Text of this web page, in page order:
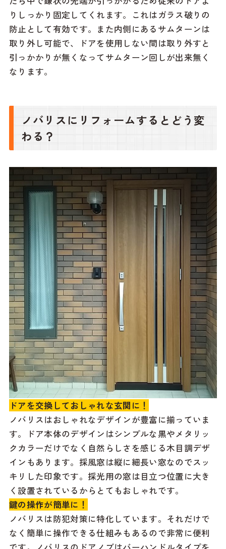
りしっかり固定してくれます。これはガラス破りの
防止として有効です。また内側にあるサムターンは
取り外し可能で、ドアを使用しない間は取り外すと
引っかかりが無くなってサムターン回しが出来無く
なります。
ノバリスにリフォームするとどう変
わる？
ドアを交換しておしゃれな玄関に！
ノバリスはおしゃれなデザインが豊富に揃っていま
す。ドア本体のデザインはシンプルな黒やメタリッ
クカラーだけでなく自然らしさを感じる木目調デザ
インもあります。採風窓は縦に細長い窓なのでスッ
キリした印象です。採光用の窓は目立つ位置に大き
く設置されているからとてもおしゃれです。
鍵の操作が簡単に！
ノバリスは防犯対策に特化しています。それだけで
なく簡単に操作できる仕組みもあるので非常に便利